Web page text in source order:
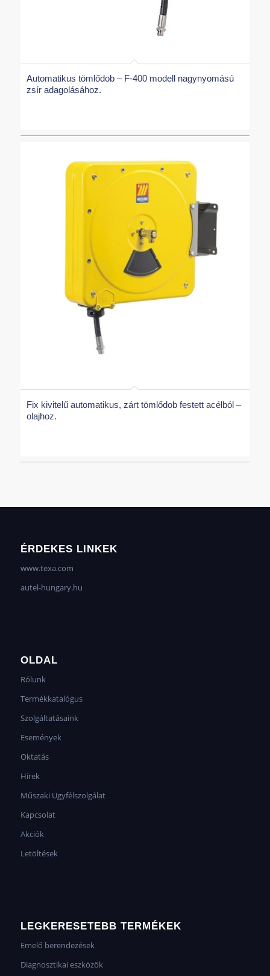
Automatikus tömlődob – F-400 modell nagynyomású
zsír adagolásához.
Fix kivitelű automatikus, zárt tömlődob festett acélból –
olajhoz.
ÉRDEKES LINKEK
www.texa.com
autel-hungary.hu
OLDAL
Rólunk
Termékkatalógus
Szolgáltatásaink
Események
Oktatás
Hírek
Műszaki Ügyfélszolgálat
Kapcsolat
Akciók
Letöltések
LEGKERESETEBB TERMÉKEK
Emelő berendezések
Diagnosztikai eszközök